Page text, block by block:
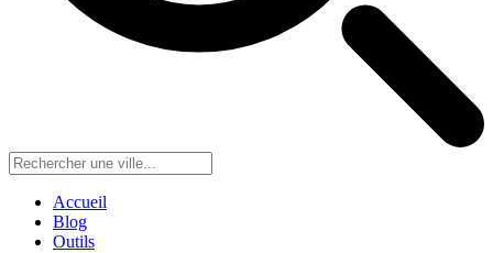
Accueil
Blog
Outils